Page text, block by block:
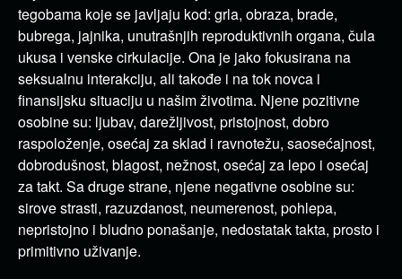
tegobama koje se javljaju kod: grla, obraza, brade,
bubrega, jajnika, unutrašnjih reproduktivnih organa, čula
ukusa i venske cirkulacije. Ona je jako fokusirana na
seksualnu interakciju, ali takođe i na tok novca i
finansijsku situaciju u našim životima. Njene pozitivne
osobine su: ljubav, darežljivost, pristojnost, dobro
raspoloženje, osećaj za sklad i ravnotežu, saosećajnost,
dobrodušnost, blagost, nežnost, osećaj za lepo i osećaj
za takt. Sa druge strane, njene negativne osobine su:
sirove strasti, razuzdanost, neumerenost, pohlepa,
nepristojno i bludno ponašanje, nedostatak takta, prosto i
primitivno uživanje.